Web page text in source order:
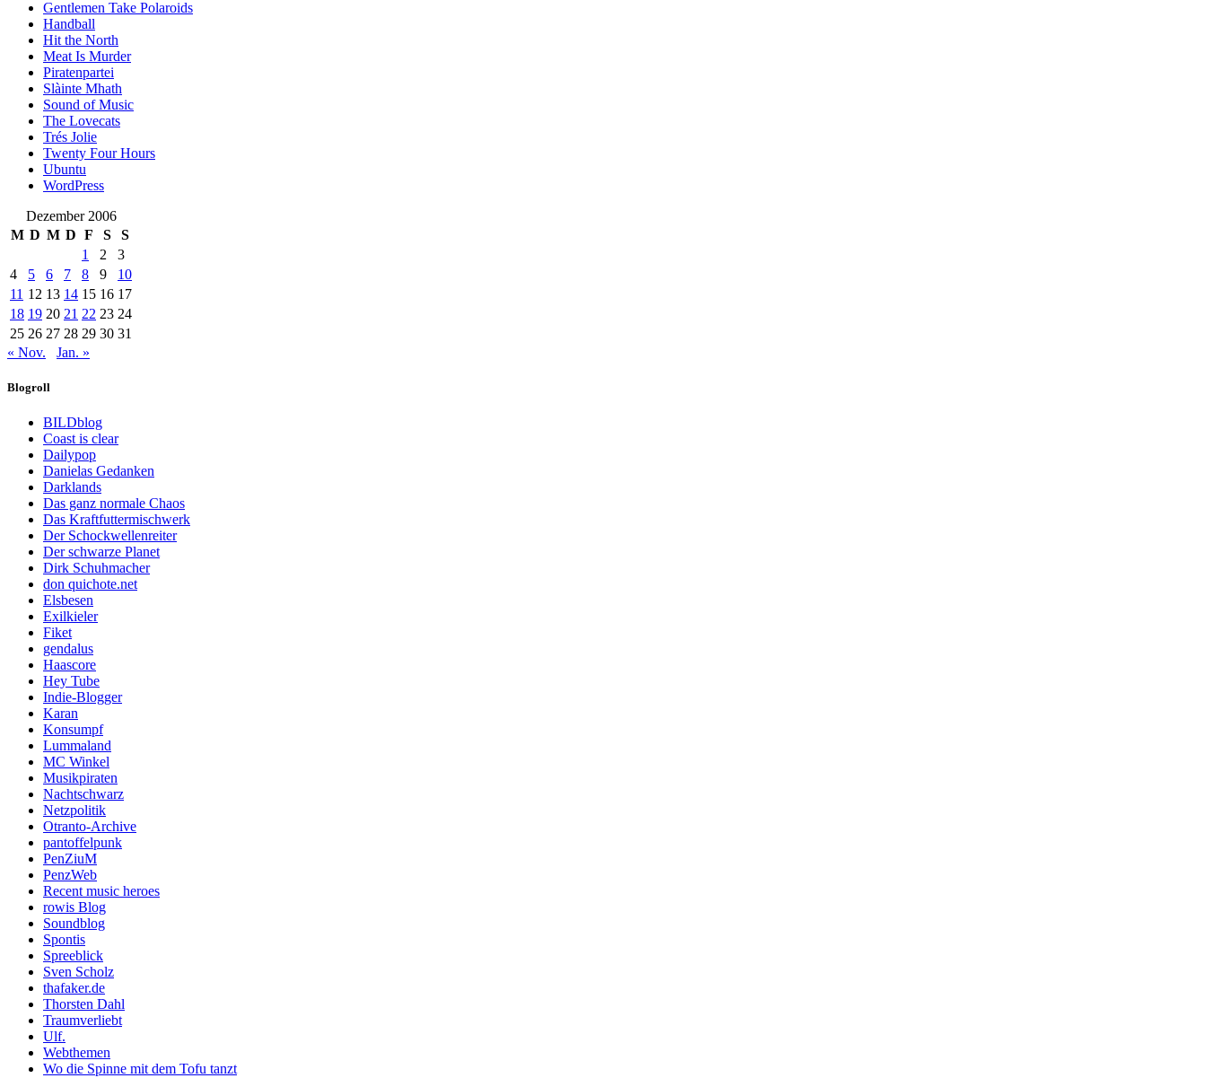
Gentlemen Take Polaroids
Handball
Hit the North
Meat Is Murder
Piratenpartei
Slàinte Mhath
Sound of Music
The Lovecats
Trés Jolie
Twenty Four Hours
Ubuntu
WordPress
Dezember 2006
M D M D F S
S
1
2
3
4
5 6 7 8 9
10
11 12 13 14 15 16 17
18 19 20 21 22 23 24
25 26 27 28 29 30 31
« Nov.
Jan. »
Blogroll
BILDblog
Coast is clear
Dailypop
Danielas Gedanken
Darklands
Das ganz normale Chaos
Das Kraftfuttermischwerk
Der Schockwellenreiter
Der schwarze Planet
Dirk Schuhmacher
don quichote.net
Elsbesen
Exilkieler
Fiket
gendalus
Haascore
Hey Tube
Indie-Blogger
Karan
Konsumpf
Lummaland
MC Winkel
Musikpiraten
Nachtschwarz
Netzpolitik
Otranto-Archive
pantoffelpunk
PenZiuM
PenzWeb
Recent music heroes
rowis Blog
Soundblog
Spontis
Spreeblick
Sven Scholz
thafaker.de
Thorsten Dahl
Traumverliebt
Ulf.
Webthemen
Wo die Spinne mit dem Tofu tanzt